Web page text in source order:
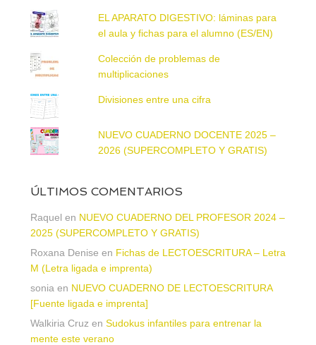
EL APARATO DIGESTIVO: láminas para
el aula y fichas para el alumno (ES/EN)
Colección de problemas de
multiplicaciones
Divisiones entre una cifra
NUEVO CUADERNO DOCENTE 2025 –
2026 (SUPERCOMPLETO Y GRATIS)
ÚLTIMOS COMENTARIOS
Raquel en NUEVO CUADERNO DEL PROFESOR 2024 –
2025 (SUPERCOMPLETO Y GRATIS)
Roxana Denise en Fichas de LECTOESCRITURA – Letra
M (Letra ligada e imprenta)
sonia en NUEVO CUADERNO DE LECTOESCRITURA
[Fuente ligada e imprenta]
Walkiria Cruz en Sudokus infantiles para entrenar la
mente este verano